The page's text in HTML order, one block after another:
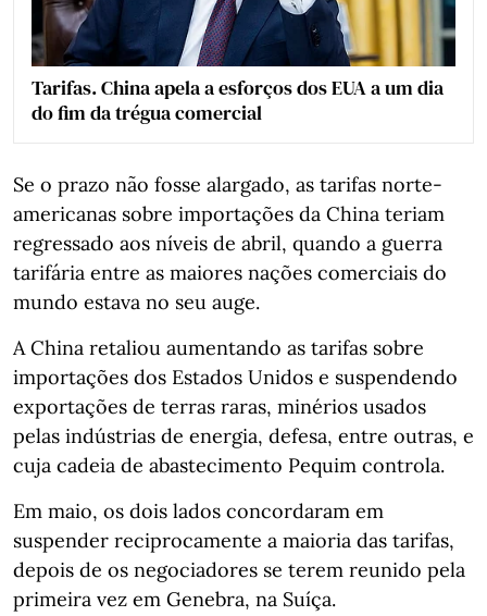
Tarifas. China apela a esforços dos EUA a um dia
do fim da trégua comercial
Se o prazo não fosse alargado, as tarifas norte-
americanas sobre importações da China teriam
regressado aos níveis de abril, quando a guerra
tarifária entre as maiores nações comerciais do
mundo estava no seu auge.
A China retaliou aumentando as tarifas sobre
importações dos Estados Unidos e suspendendo
exportações de terras raras, minérios usados
pelas indústrias de energia, defesa, entre outras, e
cuja cadeia de abastecimento Pequim controla.
Em maio, os dois lados concordaram em
suspender reciprocamente a maioria das tarifas,
depois de os negociadores se terem reunido pela
primeira vez em Genebra, na Suíça.